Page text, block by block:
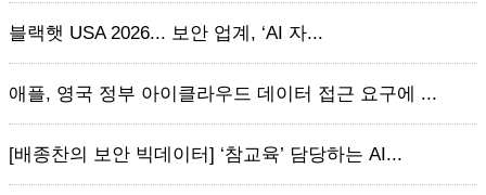
블랙햇 USA 2026... 보안 업계, ‘AI 자...
애플, 영국 정부 아이클라우드 데이터 접근 요구에 ...
[배종찬의 보안 빅데이터] ‘참교육’ 담당하는 AI...